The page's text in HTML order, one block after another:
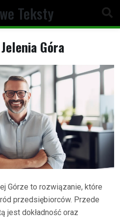
Teksty
Góra
Górze to rozwiązanie, które
przedsiębiorców. Przede
jest dokładność oraz